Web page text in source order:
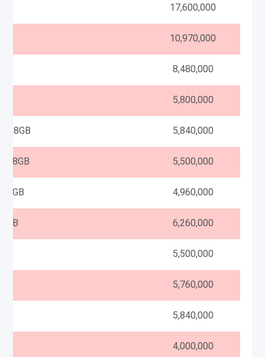
17,600,000
10,970,000
8,480,000
5,800,000
5,840,000
5,500,000
4,960,000
6,260,000
5,500,000
5,760,000
5,840,000
4,000,000